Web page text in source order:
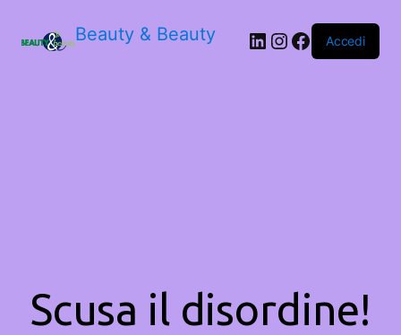
Beauty & Beauty LinkedIn
Instagram
Facebook
Accedi
Scusa il disordine!